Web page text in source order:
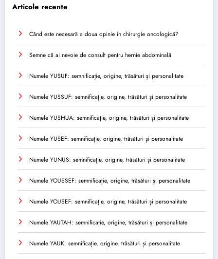
Articole recente
Când este necesară a doua opinie în chirurgie oncologică?
Semne că ai nevoie de consult pentru hernie abdominală
Numele YUSUF: semnificație, origine, trăsături și personalitate
Numele YUSSUF: semnificație, origine, trăsături și personalitate
Numele YUSHUA: semnificație, origine, trăsături și personalitate
Numele YUSEF: semnificație, origine, trăsături și personalitate
Numele YUNUS: semnificație, origine, trăsături și personalitate
Numele YOUSSEF: semnificație, origine, trăsături și personalitate
Numele YOUSEF: semnificație, origine, trăsături și personalitate
Numele YAUTAH: semnificație, origine, trăsături și personalitate
Numele YAUK: semnificație, origine, trăsături și personalitate